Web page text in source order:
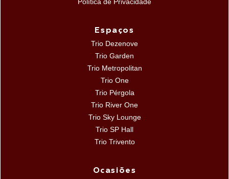
Espaços
Trio Dezenove
Trio Garden
Trio Metropolitan
Trio One
Trio Pérgola
Trio River One
Trio Sky Lounge
Trio SP Hall
Trio Trivento
Ocasiões